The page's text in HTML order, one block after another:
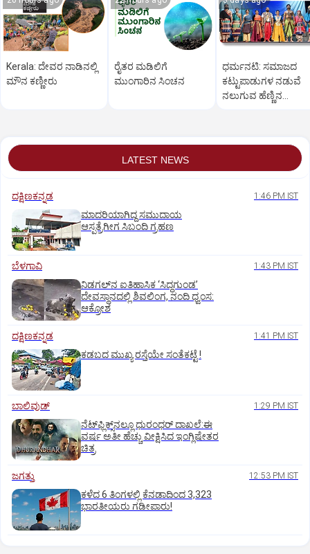
Kerala: ದೇವರ ನಾಡಿನಲ್ಲಿ
ಮೌನ ಕಣ್ಣೀರು
ರೈತರ ಮಡಿಲಿಗೆ
ಮುಂಗಾರಿನ ಸಿಂಚನ
ಧರ್ಮನಟಿ: ಸಮಾಜದ
ಕಟ್ಟುಪಾಡುಗಳ ನಡುವೆ
ನಲುಗುವ ಹೆಣ್ಣಿನ
LATEST NEWS
ದಕ್ಷಿಣಕನ್ನಡ 1:46 PM IST
ಮಾದರಿಯಾಗಿದ್ದ ಸಮುದಾಯ
ಆಸ್ಪತ್ರೆಗೀಗ ಸಿಬಂದಿ ಗ್ರಹಣ
ಬೆಳಗಾವಿ 1:43 PM IST
ನಿಡಗಲ್‌ನ ಐತಿಹಾಸಿಕ ‘ಸಿದ್ಧಗುಂಡ’
ದೇವಸ್ಥಾನದಲ್ಲಿ ಶಿವಲಿಂಗ, ನಂದಿ ಧ್ವಂಸ:
ಆಕ್ರೋಶ
ದಕ್ಷಿಣಕನ್ನಡ 1:41 PM IST
ಕಡಬದ ಮುಖ್ಯ ರಸ್ತೆಯೇ ಸಂತೆಕಟ್ಟೆ !
ಬಾಲಿವುಡ್‌ 1:29 PM IST
ನೆಟ್‌ಫ್ಲಿಕ್ಸ್‌ನಲ್ಲೂ ಧುರಂಧರ್‌ ದಾಖಲೆ:ಈ
ವರ್ಷ ಅತೀ ಹೆಚ್ಚು ವೀಕ್ಷಿಸಿದ ಇಂಗ್ಲಿಷೇತರ
ಚಿತ್ರ
ಜಗತ್ತು 12:53 PM IST
ಕಳೆದ 6 ತಿಂಗಳಲ್ಲಿ ಕೆನಡಾದಿಂದ 3,323
ಭಾರತೀಯರು ಗಡೀಪಾರು!